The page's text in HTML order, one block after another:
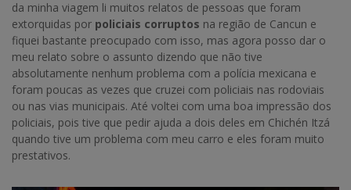
da minha viagem li muitos relatos de pessoas que foram
extorquidas por policiais corruptos na região de Cancun e
fiquei bastante preocupado com isso, mas agora posso dar o
meu relato sobre o assunto dizendo que não tive
absolutamente nenhum problema com a polícia mexicana e
foram poucas as vezes que cruzei com policiais nas rodoviais
ou nas vias municipais. Até voltei com uma boa impressão dos
policiais, pois tive que pedir ajuda a dois deles em Chichén Itzá
quando tive um problema com meu carro e eles foram muito
prestativos.